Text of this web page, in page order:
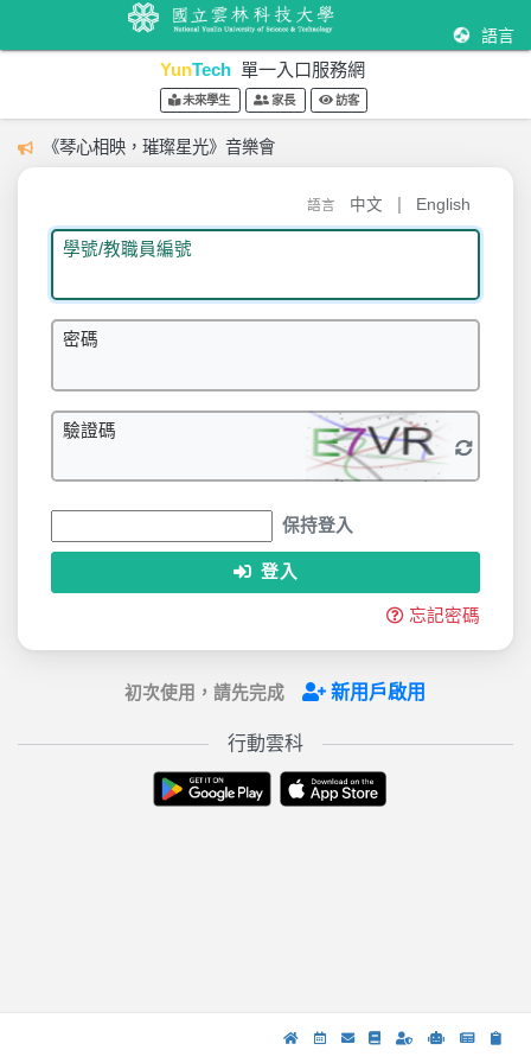
語言
YunTech 單一入口服務網
未來學生 家長 訪客
《琴心相映，璀璨星光》音樂會
語言 中文 English
學號/教職員編號
密碼
驗證碼
保持登入
登入
忘記密碼
初次使用，請先完成 新用戶啟用
行動雲科